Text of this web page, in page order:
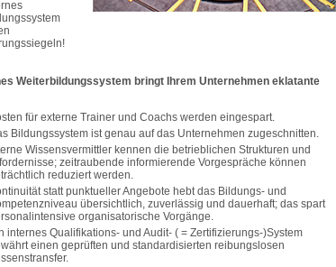
Weiterbildungssystem bringt Ihrem Unternehmen eklatante
für externe Trainer und Coachs werden eingespart.
Bildungssystem ist genau auf das Unternehmen zugeschnitten.
Wissensvermittler kennen die betrieblichen Strukturen und
zeitraubende informierende Vorgespräche können
reduziert werden.
statt punktueller Angebote hebt das Bildungs- und
übersichtlich, zuverlässig und dauerhaft; das spart
organisatorische Vorgänge.
internes Qualifikations- und Audit- ( = Zertifizierungs-)System
einen geprüften und standardisierten reibungslosen